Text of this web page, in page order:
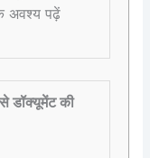
अवश्य पढ़ें
डॉक्यूमेंट की